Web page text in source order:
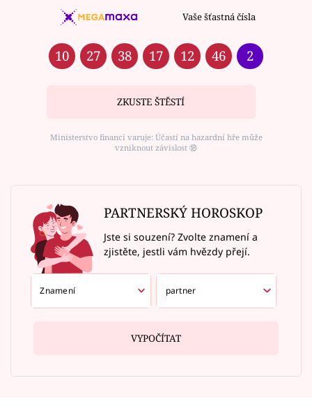
Vaše šťastná čísla
10 27 38 17 12 46 2
ZKUSTE ŠTĚSTÍ
Ministerstvo financí varuje: Účastí na hazardní hře může
vzniknout závislost ⑱
PARTNERSKÝ HOROSKOP
Jste si souzení? Zvolte znamení a
zjistěte, jestli vám hvězdy přejí.
VYPOČÍTAT